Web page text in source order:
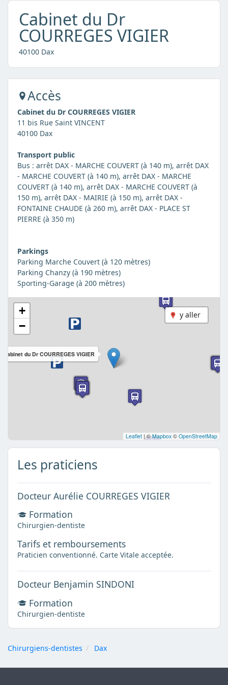
Cabinet du Dr
COURREGES VIGIER
40100 Dax
Accès
Cabinet du Dr COURREGES VIGIER
11 bis Rue Saint VINCENT
40100 Dax
Transport public
Bus : arrêt DAX - MARCHE COUVERT (à 140 m), arrêt DAX
- MARCHE COUVERT (à 140 m), arrêt DAX - MARCHE
COUVERT (à 140 m), arrêt DAX - MARCHE COUVERT (à
150 m), arrêt DAX - MAIRIE (à 150 m), arrêt DAX -
FONTAINE CHAUDE (à 260 m), arrêt DAX - PLACE ST
PIERRE (à 350 m)
Parkings
Parking Marche Couvert (à 120 mètres)
Parking Chanzy (à 190 mètres)
Sporting-Garage (à 200 mètres)
y aller
Cabinet du Dr COURREGES VIGIER
+
−
Leaflet |©Mapbox © OpenStreetMap
Les praticiens
Docteur Aurélie COURREGES VIGIER
Formation
Chirurgien-dentiste
Tarifs et remboursements
Praticien conventionné. Carte Vitale acceptée.
Docteur Benjamin SINDONI
Formation
Chirurgien-dentiste
Chirurgiens-dentistes Dax